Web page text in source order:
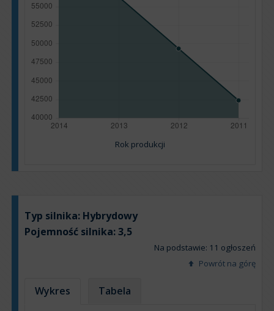
Rok produkcji
Typ silnika: Hybrydowy
Pojemność silnika:3,5
Na podstawie: 11 ogłoszeń
Powrót na górę
Wykres Tabela